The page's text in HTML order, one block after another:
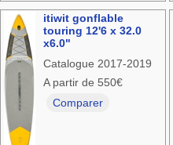
itiwit gonflable
touring 12'6 x 32.0
x6.0"
Catalogue 2017-2019
A partir de 550€
Comparer